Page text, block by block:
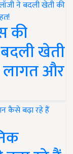
की
खेती
लागत और